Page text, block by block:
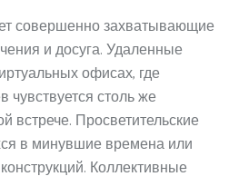
совершенно захватывающие
и досуга. Удаленные
офисах, где
чувствуется столь же
встрече. Просветительские
в минувшие времена или
Коллективные